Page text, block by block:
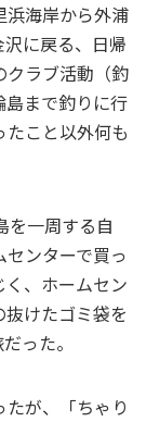
浜海岸から外浦
に戻る、日帰
クラブ活動（釣
島まで釣りに行
こと以外何も
を一周する自
ンターで買っ
、ホームセン
けたゴミ袋を
った。
が、「ちゃり